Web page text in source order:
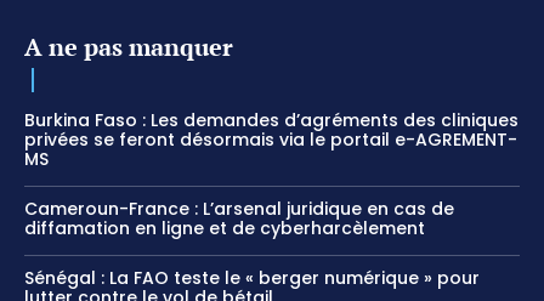
A ne pas manquer
Burkina Faso : Les demandes d’agréments des cliniques
privées se feront désormais via le portail e-AGREMENT-
MS
Cameroun-France : L’arsenal juridique en cas de
diffamation en ligne et de cyberharcèlement
Sénégal : La FAO teste le « berger numérique » pour